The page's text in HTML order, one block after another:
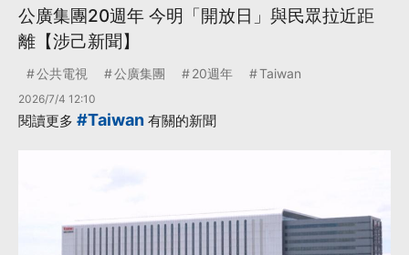
公廣集團20週年 今明「開放日」與民眾拉近距
離【涉己新聞】
公共電視 公廣集團 20週年 Taiwan
2026/7/4 12:10
閱讀更多 #Taiwan 有關的新聞